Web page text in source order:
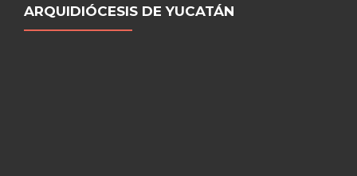
ARQUIDIÓCESIS DE YUCATÁN